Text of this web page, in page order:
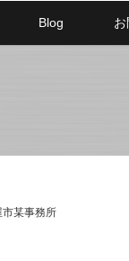
Blog
某事務所